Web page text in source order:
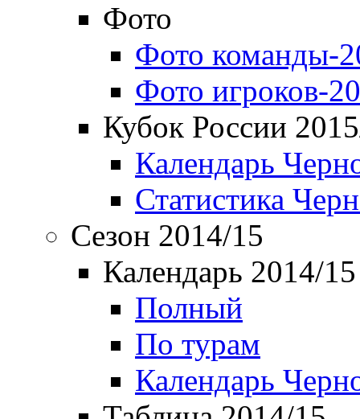
Фото
Фото команды-
Фото игроков-
Кубок России
Календарь
Статистика
Сезон 2014/15
Календарь 2014/15
Полный
По турам
Календарь